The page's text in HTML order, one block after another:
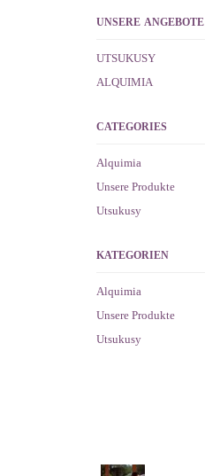
UNSERE ANGEBOTE
UTSUKUSY
ALQUIMIA
CATEGORIES
Alquimia
Unsere Produkte
Utsukusy
KATEGORIEN
Alquimia
Unsere Produkte
Utsukusy